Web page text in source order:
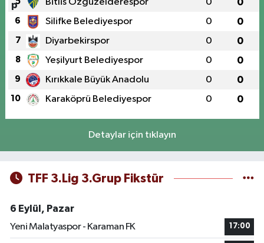
Bitlis Özgüzelderespor 0 0
6 Silifke Belediyespor 0 0
7 Diyarbekirspor 0 0
8 Yeşilyurt Belediyespor 0 0
9 Kırıkkale Büyük Anadolu 0 0
10 Karaköprü Belediyespor 0 0
Detaylar için tıklayın
TFF 3.Lig 3.Grup Fikstür
6 Eylül, Pazar
Yeni Malatyaspor - Karaman FK
17:00